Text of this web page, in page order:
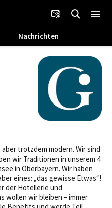
Nachrichten
trotzdem modern. Wir sind
wir Traditionen in unserem 4
in Oberbayern. Wir haben
eines: „das gewisse Etwas“!
der Hotellerie und
wollen wir bleiben – immer